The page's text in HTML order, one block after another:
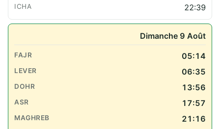
22:39
Dimanche 9 Août
05:14
06:35
13:56
17:57
21:16